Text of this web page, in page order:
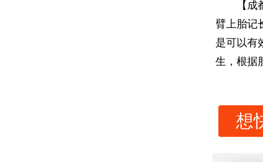
【成都
臂上胎记
是可以有
生，根据
想